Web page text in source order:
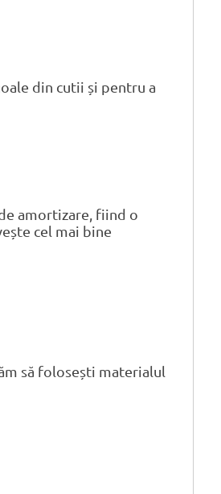
din cutii și pentru a
amortizare, fiind o
cel mai bine
să folosești materialul